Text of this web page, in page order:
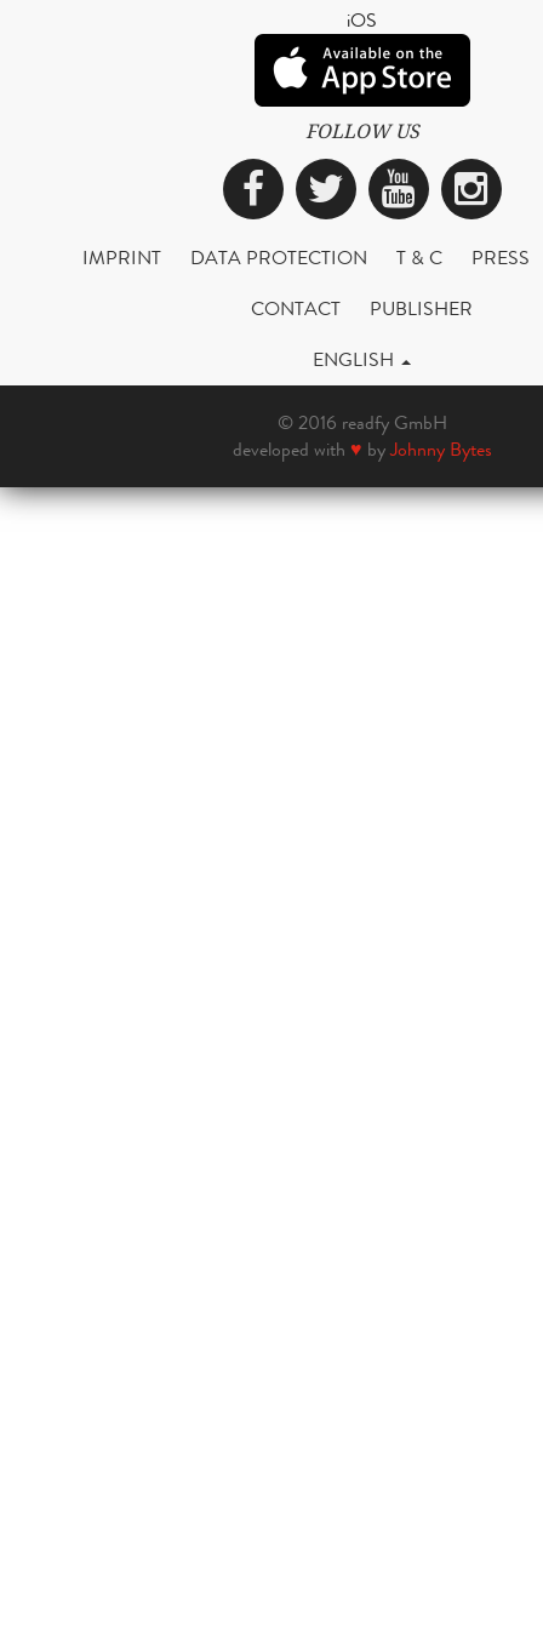
iOS
FOLLOW US
Facebook
Twitter
IMPRINT DATA PROTECTION T & C
PRESS
CONTACT
PUBLISHER
ENGLISH
© 2016 readfy GmbH
developed with ♥ byJohnny Bytes